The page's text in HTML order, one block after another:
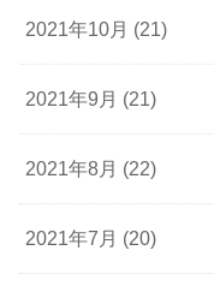
2021年10月 (21)
2021年9月 (21)
2021年8月 (22)
2021年7月 (20)